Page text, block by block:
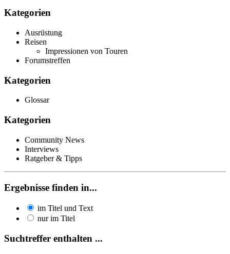
Kategorien
Ausrüstung
Reisen
Impressionen von Touren
Forumstreffen
Kategorien
Glossar
Kategorien
Community News
Interviews
Ratgeber & Tipps
Ergebnisse finden in...
im Titel und Text
nur im Titel
Suchtreffer enthalten ...